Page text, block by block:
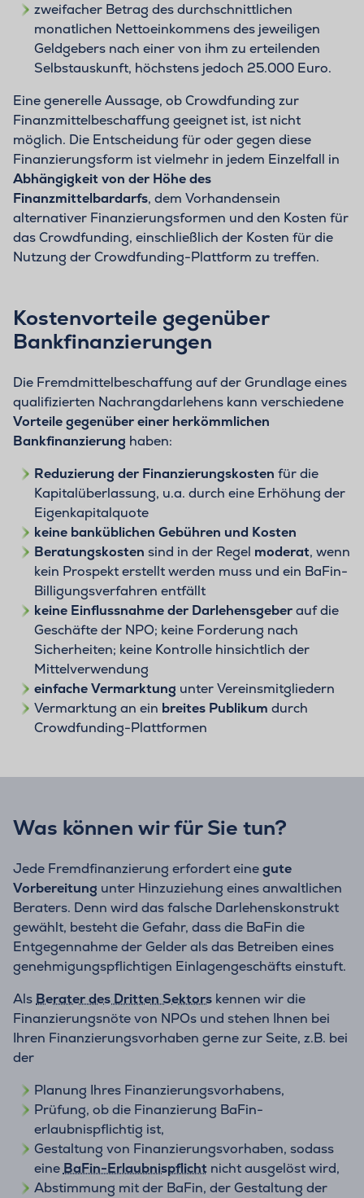
zweifacher Betrag des durchschnittlichen
monatlichen Nettoeinkommens des jeweiligen
Geldgebers nach einer von ihm zu erteilenden
Selbstauskunft, höchstens jedoch 25.000 Euro.
Eine generelle Aussage, ob Crowdfunding zur
Finanzmittelbeschaffung geeignet ist, ist nicht
möglich. Die Entscheidung für oder gegen diese
Finanzierungsform ist vielmehr in jedem Einzelfall in
Abhängigkeit von der Höhe des
Finanzmittelbardarfs, dem Vorhandensein
alternativer Finanzierungsformen und den Kosten für
das Crowdfunding, einschließlich der Kosten für die
Nutzung der Crowdfunding-Plattform zu treffen.
Kostenvorteile gegenüber
Bankfinanzierungen
Die Fremdmittelbeschaffung auf der Grundlage eines
qualifizierten Nachrangdarlehens kann verschiedene
Vorteile gegenüber einer herkömmlichen
Bankfinanzierung haben:
Reduzierung der Finanzierungskosten für die
Kapitalüberlassung, u.a. durch eine Erhöhung der
Eigenkapitalquote
keine banküblichen Gebühren und Kosten
Beratungskosten sind in der Regel moderat, wenn
kein Prospekt erstellt werden muss und ein BaFin-
Billigungsverfahren entfällt
keine Einflussnahme der Darlehensgeberauf die
Geschäfte der NPO; keine Forderung nach
Sicherheiten; keine Kontrolle hinsichtlich der
Mittelverwendung
einfache Vermarktung unter Vereinsmitgliedern
Vermarktung an ein breites Publikum durch
Crowdfunding-Plattformen
Was können wir für Sie tun?
Jede Fremdfinanzierung erfordert einegute
Vorbereitung unter Hinzuziehung eines anwaltlichen
Beraters. Denn wird das falsche Darlehenskonstrukt
gewählt, besteht die Gefahr, dass die BaFin die
Entgegennahme der Gelder als das Betreiben eines
genehmigungspflichtigen Einlagengeschäfts einstuft.
Als Berater des Dritten Sektors kennen wir die
Finanzierungsnöte von NPOs und stehen Ihnen bei
Ihren Finanzierungsvorhaben gerne zur Seite, z.B. bei
der
Planung Ihres Finanzierungsvorhabens,
Prüfung, ob die Finanzierung BaFin-
erlaubnispflichtig ist,
Gestaltung von Finanzierungsvorhaben, sodass
eine BaFin-Erlaubnispflichtnicht ausgelöst wird,
Abstimmung mit der BaFin, der Gestaltung der